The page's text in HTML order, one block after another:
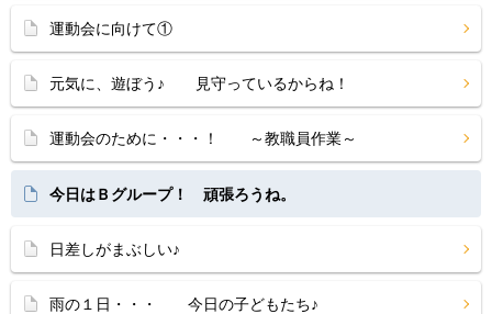
運動会に向けて①
元気に、遊ぼう♪ 見守っているからね！
運動会のために・・・！ ～教職員作業～
今日はＢグループ！ 頑張ろうね。
日差しがまぶしい♪
雨の１日・・・ 今日の子どもたち♪